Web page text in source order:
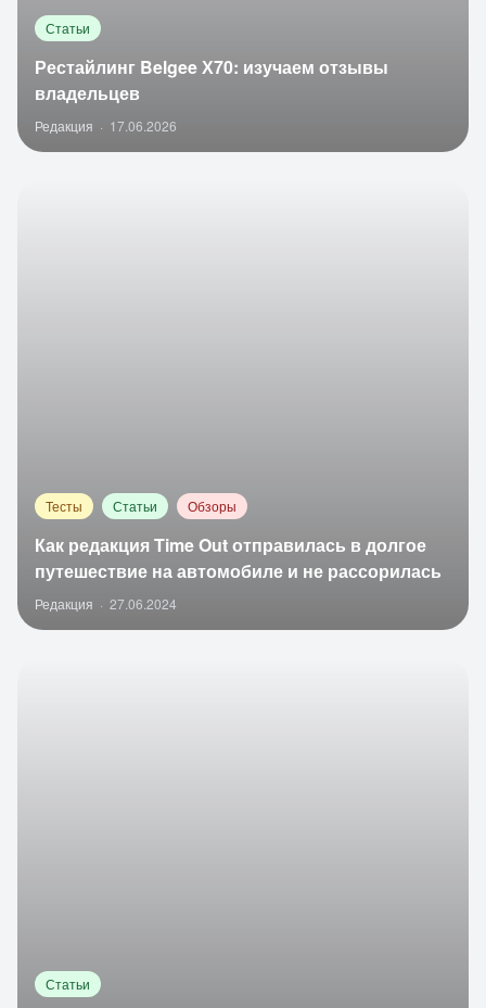
Статьи
Рестайлинг Belgee Х70: изучаем отзывы
владельцев
Редакция · 17.06.2026
Тесты Статьи Обзоры
Как редакция Time Out отправилась в долгое
путешествие на автомобиле и не рассорилась
Редакция · 27.06.2024
Статьи